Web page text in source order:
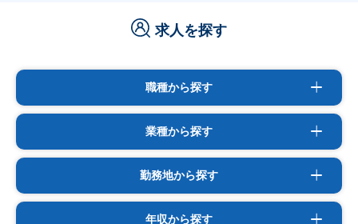
求人を探す
職種から探す
業種から探す
勤務地から探す
年収から探す